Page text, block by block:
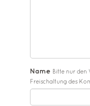
Name Bitte nur den
Freischaltung des